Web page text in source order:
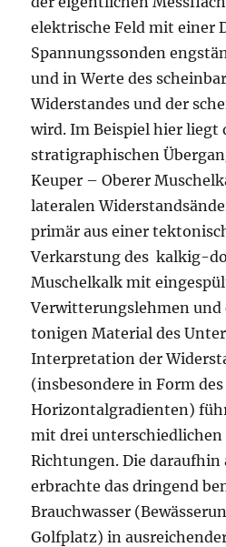
elektrische Feld mit einer
Spannungssonden
und in Werte des
Widerstandes und der
wird. Im Beispiel hier liegt
stratigraphischen
Keuper – Oberer
lateralen
primär aus einer
Verkarstung des kalkig-
Muschelkalk mit
Verwitterungslehmen und
tonigen Material des
Interpretation der
(insbesondere in Form
Horizontalgradienten)
mit drei
Richtungen. Die
erbrachte das dringend
Brauchwasser
Golfplatz) in